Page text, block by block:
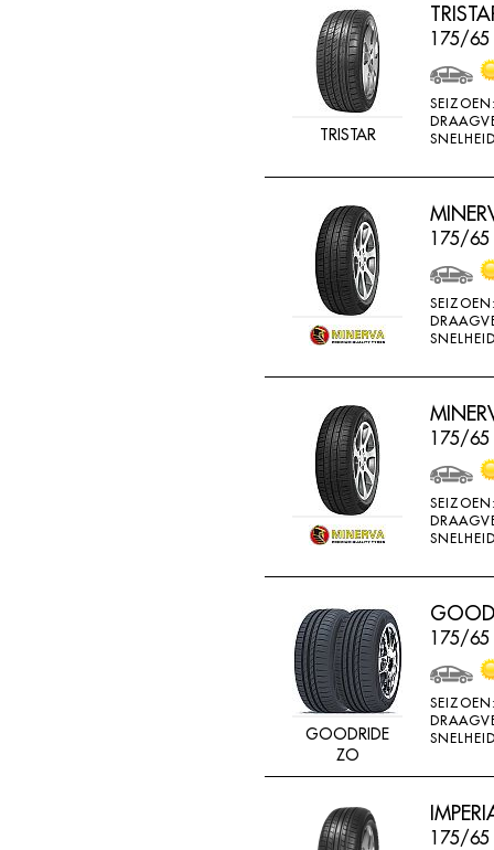
TRISTAR
175/65
175/65
175/65
GOODRIDE
ZO
175/65
175/65